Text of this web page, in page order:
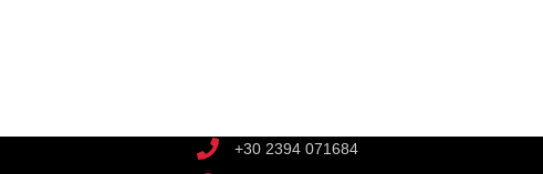
+30 2394 071684